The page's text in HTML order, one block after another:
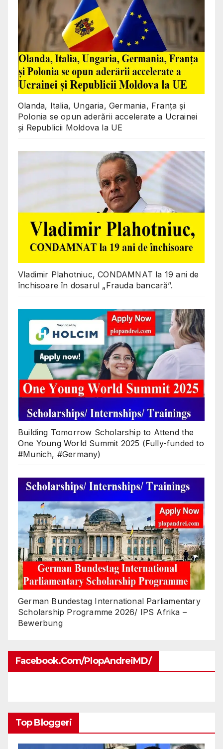
Olanda, Italia, Ungaria, Germania, Franța și
Polonia se opun aderării accelerate a Ucrainei
și Republicii Moldova la UE
Vladimir Plahotniuc, CONDAMNAT la 19 ani de
închisoare în dosarul „Frauda bancară”.
Building Tomorrow Scholarship to Attend the
One Young World Summit 2025 (Fully-funded to
#Munich, #Germany)
German Bundestag International Parliamentary
Scholarship Programme 2026/ IPS Afrika –
Bewerbung
Facebook.com/PlopAndreiMD/
Top Bloggeri